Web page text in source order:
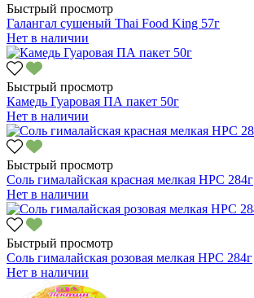
Быстрый просмотр
Галангал сушеный Thai Food King 57г
Нет в наличии
Быстрый просмотр
Камедь Гуаровая ПА пакет 50г
Нет в наличии
Быстрый просмотр
Соль гималайская красная мелкая HPC 284г
Нет в наличии
Быстрый просмотр
Соль гималайская розовая мелкая HPC 284г
Нет в наличии